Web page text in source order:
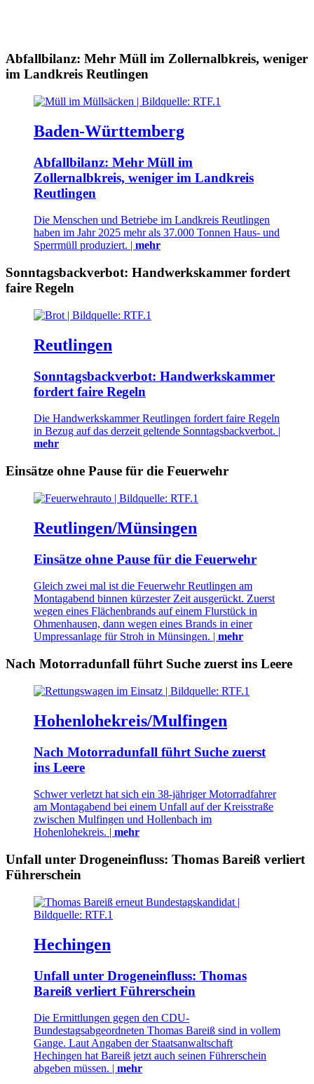
Abfallbilanz: Mehr Müll im Zollernalbkreis, weniger
im Landkreis Reutlingen
Baden-Württemberg
Abfallbilanz: Mehr Müll im
Zollernalbkreis, weniger im Landkreis
Reutlingen
Die Menschen und Betriebe im Landkreis Reutlingen
haben im Jahr 2025 mehr als 37.000 Tonnen Haus- und
Sperrmüll produziert. | mehr
Sonntagsbackverbot: Handwerkskammer fordert
faire Regeln
Reutlingen
Sonntagsbackverbot: Handwerkskammer
fordert faire Regeln
Die Handwerkskammer Reutlingen fordert faire Regeln
in Bezug auf das derzeit geltende Sonntagsbackverbot. |
mehr
Einsätze ohne Pause für die Feuerwehr
Reutlingen/Münsingen
Einsätze ohne Pause für die Feuerwehr
Gleich zwei mal ist die Feuerwehr Reutlingen am
Montagabend binnen kürzester Zeit ausgerückt. Zuerst
wegen eines Flächenbrands auf einem Flurstück in
Ohmenhausen, dann wegen eines Brands in einer
Umpressanlage für Stroh in Münsingen. | mehr
Nach Motorradunfall führt Suche zuerst ins Leere
Hohenlohekreis/Mulfingen
Nach Motorradunfall führt Suche zuerst
ins Leere
Schwer verletzt hat sich ein 38-jähriger Motorradfahrer
am Montagabend bei einem Unfall auf der Kreisstraße
zwischen Mulfingen und Hollenbach im
Hohenlohekreis. | mehr
Unfall unter Drogeneinfluss: Thomas Bareiß verliert
Führerschein
Hechingen
Unfall unter Drogeneinfluss: Thomas
Bareiß verliert Führerschein
Die Ermittlungen gegen den CDU-
Bundestagsabgeordneten Thomas Bareiß sind in vollem
Gange. Laut Angaben der Staatsanwaltschaft
Hechingen hat Bareiß jetzt auch seinen Führerschein
abgeben müssen. | mehr